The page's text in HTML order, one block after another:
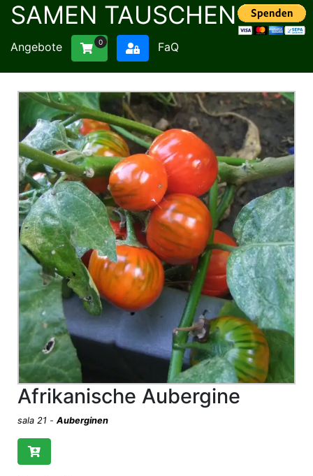
SAMEN TAUSCHEN
Angebote 0 FaQ
Afrikanische Aubergine
sala 21 - Auberginen